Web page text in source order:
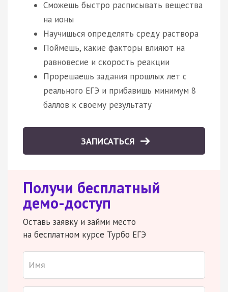
Сможешь быстро расписывать вещества
на ионы
Научишься определять среду раствора
Поймешь, какие факторы влияют на
равновесие и скорость реакции
Прорешаешь задания прошлых лет с
реального ЕГЭ и прибавишь минимум 8
баллов к своему результату
ЗАПИСАТЬСЯ
Получи бесплатный
демо-доступ
Оставь заявку и займи место
на бесплатном курсе Турбо ЕГЭ